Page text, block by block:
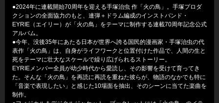
●2024年に連載開始70周年を迎える手塚治虫 作「火の鳥」。手塚プロダ
クションの全面協力のもと、連弾＋ドラム編成のインストバンド・
EYRIE（エイリー）が「火の鳥」をテーマに制作する連載70周年記念公式
アルバム。
●今年、没後35年にあたる日本が世界へ誇る国民的漫画家・手塚治虫の代
表作「火の鳥」は、自身がライフワークと位置付けた作品で、人間の生と
死をテーマに壮大なスケールで繰り広げられるストーリー。
EYRIEメンバー全員が幼少時代から愛読し、その影響を受けて育ってき
た。そんな「火の鳥」を再読に再読を重ねた彼らが、物語のなかでも特に
「音楽で表現したい」と感じた10場面を抽出、そのシーンに当てた楽曲を
制作。